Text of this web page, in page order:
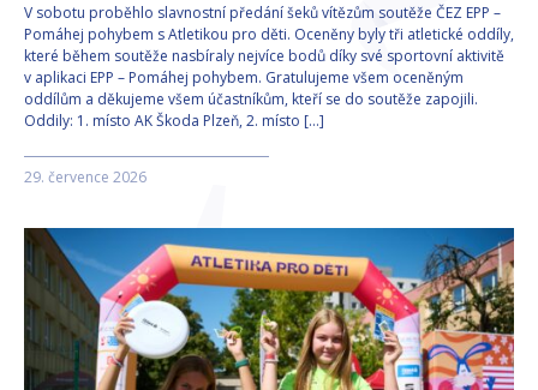
V sobotu proběhlo slavnostní předání šeků vítězům soutěže ČEZ EPP –
Pomáhej pohybem s Atletikou pro děti. Oceněny byly tři atletické oddíly,
které během soutěže nasbíraly nejvíce bodů díky své sportovní aktivitě
v aplikaci EPP – Pomáhej pohybem. Gratulujeme všem oceněným
oddílům a děkujeme všem účastníkům, kteří se do soutěže zapojili.
Oddily: 1. místo AK Škoda Plzeň, 2. místo […]
29. července 2026